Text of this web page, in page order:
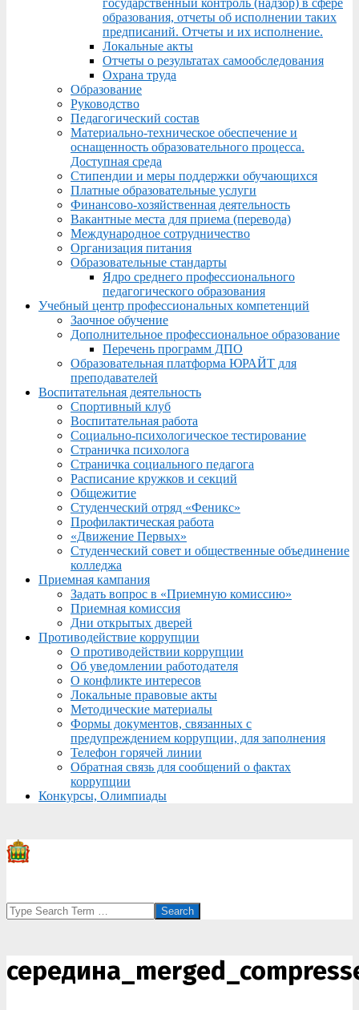
государственный контроль (надзор) в сфере
образования, отчеты об исполнении таких
предписаний. Отчеты и их исполнение.
Локальные акты
Отчеты о результатах самообследования
Охрана труда
Образование
Руководство
Педагогический состав
Материально-техническое обеспечение и
оснащенность образовательного процесса.
Доступная среда
Стипендии и меры поддержки обучающихся
Платные образовательные услуги
Финансово-хозяйственная деятельность
Вакантные места для приема (перевода)
Международное сотрудничество
Организация питания
Образовательные стандарты
Ядро среднего профессионального
педагогического образования
Учебный центр профессиональных компетенций
Заочное обучение
Дополнительное профессиональное образование
Перечень программ ДПО
Образовательная платформа ЮРАЙТ для
преподавателей
Воспитательная деятельность
Спортивный клуб
Воспитательная работа
Социально-психологическое тестирование
Страничка психолога
Страничка социального педагога
Расписание кружков и секций
Общежитие
Студенческий отряд «Феникс»
Профилактическая работа
«Движение Первых»
Студенческий совет и общественные объединение
колледжа
Приемная кампания
Задать вопрос в «Приемную комиссию»
Приемная комиссия
Дни открытых дверей
Противодействие коррупции
О противодействии коррупции
Об уведомлении работодателя
О конфликте интересов
Локальные правовые акты
Методические материалы
Формы документов, связанных с
предупреждением коррупции, для заполнения
Телефон горячей линии
Обратная связь для сообщений о фактах
коррупции
Конкурсы, Олимпиады
Search